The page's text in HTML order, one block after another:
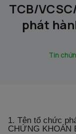
TCB/
phát
Tin
1. Tên tổ chức
CHỨNG KHOÁN